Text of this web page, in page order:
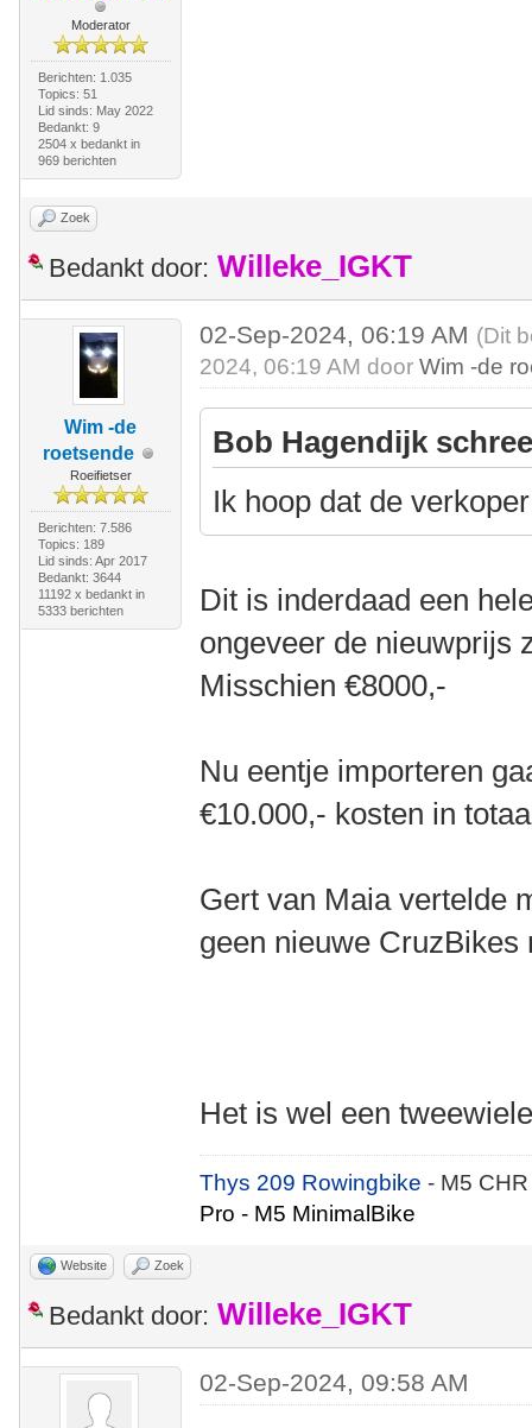
Moderator
Berichten: 1.035
Topics: 51
Lid sinds: May 2022
Bedankt: 9
2504 x bedankt in
969 berichten
Zoek
Bedankt door: Willeke_IGKT
Wim -de
roetsende
Roeifietser
Berichten: 7.586
Topics: 189
Lid sinds: Apr 2017
Bedankt: 3644
11192 x bedankt in
5333 berichten
02-Sep-2024, 06:19 AM (Dit
2024, 06:19 AM doorWim -de
Bob Hagendijk
Ik hoop dat de
Dit is inderdaad een
ongeveer de nieuwprijs
Misschien €8000,-
Nu eentje importeren
€10.000,- kosten in
Gert van Maia vertelde
geen nieuwe
Het is wel een
Thys 209 Rowingbike- M5
Pro - M5 MinimalBike
Website Zoek
Bedankt door: Willeke_IGKT
02-Sep-2024, 09:58 AM